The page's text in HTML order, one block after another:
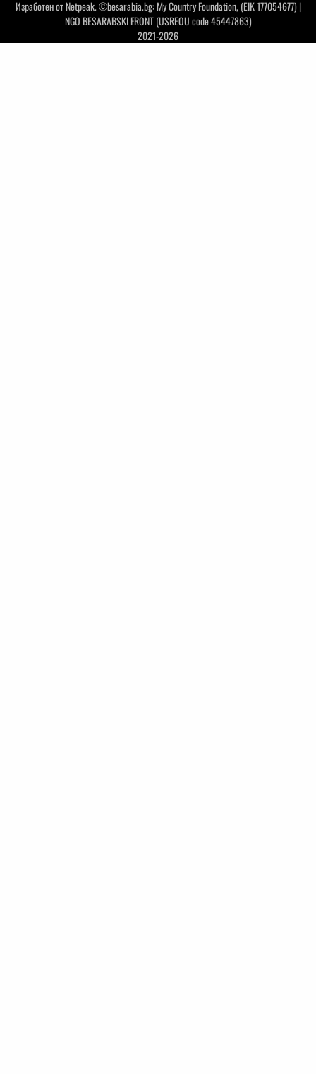
Изработен отNetpeak. ©besarabia.bg: My Country Foundation, (EIK 177054677) |
NGO BESARABSKI FRONT (USREOU code 45447863)
2021-2026